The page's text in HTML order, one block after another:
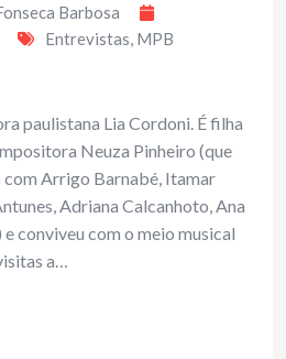
Barbosa
Entrevistas, MPB
paulistana Lia Cordoni. É filha
Neuza Pinheiro (que
com Arrigo Barnabé, Itamar
Adriana Calcanhoto, Ana
conviveu com o meio musical
a…